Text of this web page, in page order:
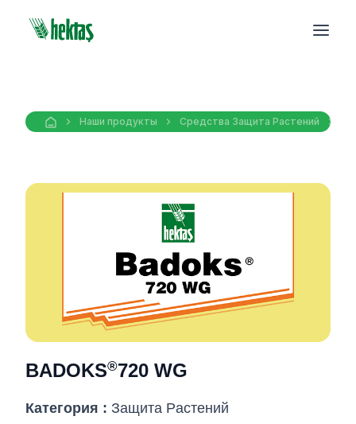
Наши продукты Средства Защита Pастений
BADOKS®720 WG
Категория : Защита Pастений